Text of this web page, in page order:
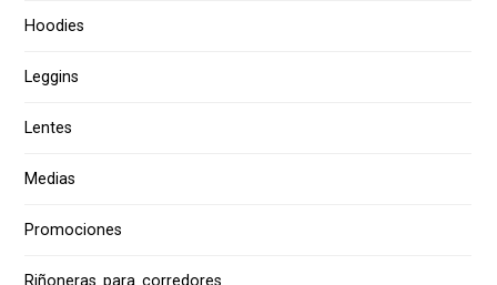
Hoodies
Leggins
Lentes
Medias
Promociones